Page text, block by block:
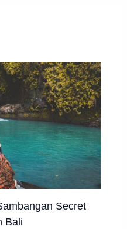
Secret
Bali